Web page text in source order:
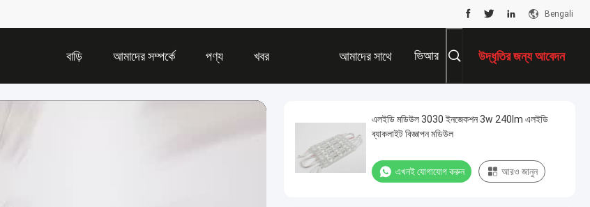
Bengali
বাড়ি আমাদের সম্পর্কে পণ্য খবর আমাদের সাথে
যোগাযোগ করুন
ভিআর উদ্ধৃতির জন্য আবেদন
এলইডি মডিউল 3030 ইনজেকশন 3w 240lm এলইডি
ব্যাকলাইট বিজ্ঞাপন মডিউল
এখনই যোগাযোগ করুন আরও জানুন